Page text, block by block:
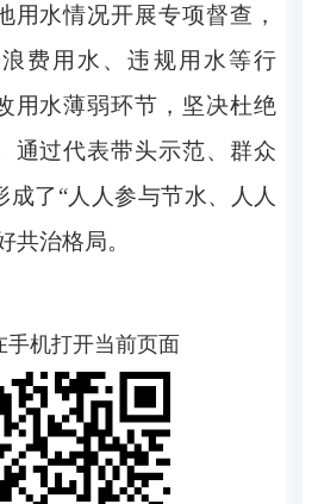
用水情况开展专项督查，
费用水、违规用水等行
用水薄弱环节，坚决杜绝
通过代表带头示范、群众
成了“人人参与节水、人人
共治格局。
手机打开当前页面